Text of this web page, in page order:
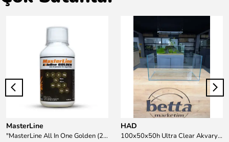
MasterLine
"MasterLine All In One Golden (200 ml) Daha yüksek zorluk derecesine sahip bitkiler için Özel formül Tam Besin "
HAD
100x50x50h Ultra Clear Akvaryum 10mm 90derece Birleşim /Sadece Otobüs Kargosu ile Gönderim Yapılır !